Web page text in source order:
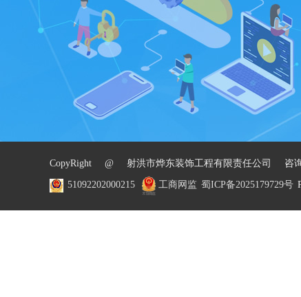
CopyRight @ 射洪市烨东装饰工程有限责任公司 咨询
51092202000215 工商网监 蜀ICP备2025179729号